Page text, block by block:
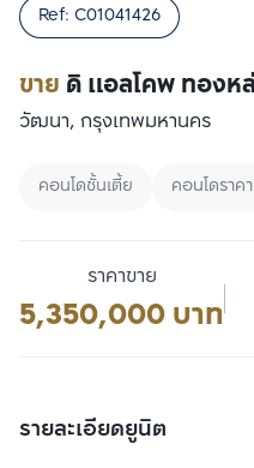
ขาย ดิ แอลโคพ ทองห
Ref: C01041426
วัฒนา, กรุงเทพมหานคร
คอนโดชั้นเตี้ย คอนโดราค
ราคาขาย
5,350,000 บาท
รายละเอียดยูนิต
เปรียบเทียบ